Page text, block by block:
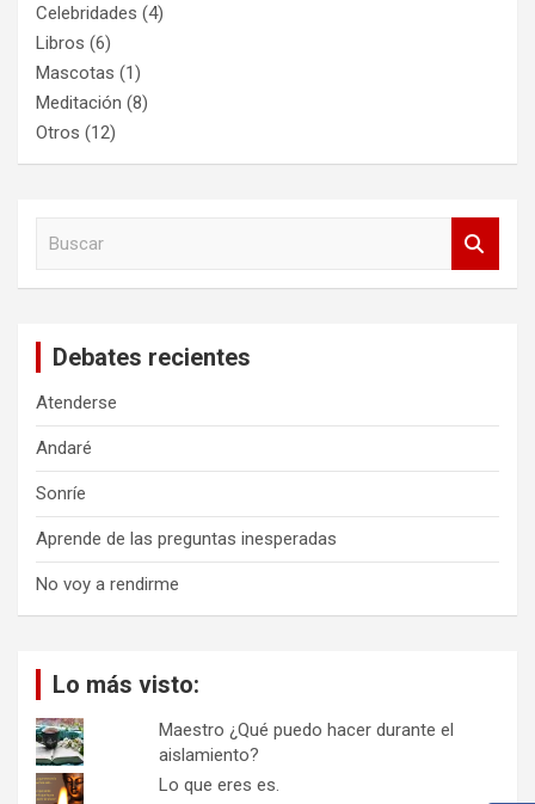
Celebridades (4)
Libros (6)
Mascotas (1)
Meditación (8)
Otros (12)
Debates recientes
Atenderse
Andaré
Sonríe
Aprende de las preguntas inesperadas
No voy a rendirme
Lo más visto:
Maestro ¿Qué puedo hacer durante el
aislamiento?
Lo que eres es.